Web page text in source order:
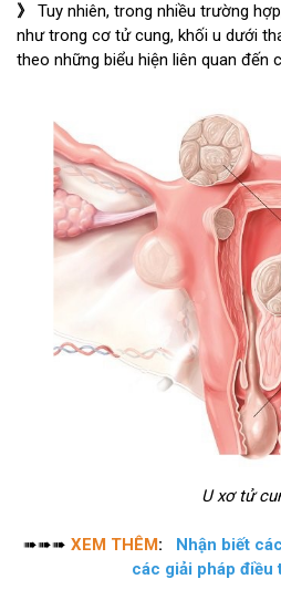
》 Tuy nhiên, trong nhiều trường
như trong cơ tử cung, khối u dưới
theo những biểu hiện liên quan đến
U xơ tử
➠➠➠ XEM THÊM:
Nhận biết
các giải pháp điều